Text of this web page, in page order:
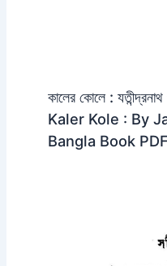
কালের কোলে : যতীন্দ্রনাথ
Kaler Kole : By
Bangla Book PDF